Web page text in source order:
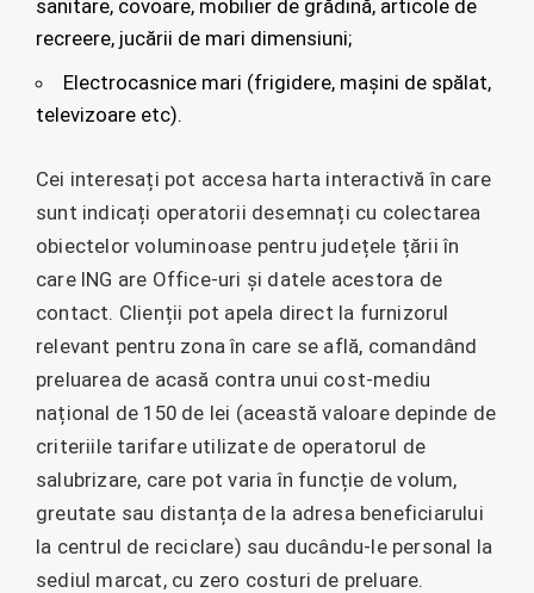
sanitare, covoare, mobilier de grădină, articole de
recreere, jucării de mari dimensiuni;
Electrocasnice mari (frigidere, mașini de spălat,
televizoare etc).
Cei interesați pot accesa harta interactivă în care
sunt indicați operatorii desemnați cu colectarea
obiectelor voluminoase pentru județele țării în
care ING are Office-uri și datele acestora de
contact. Clienții pot apela direct la furnizorul
relevant pentru zona în care se află, comandând
preluarea de acasă contra unui cost-mediu
național de 150 de lei (această valoare depinde de
criteriile tarifare utilizate de operatorul de
salubrizare, care pot varia în funcție de volum,
greutate sau distanța de la adresa beneficiarului
la centrul de reciclare) sau ducându-le personal la
sediul marcat, cu zero costuri de preluare.